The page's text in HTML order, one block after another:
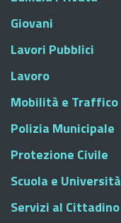
Giovani
Lavori Pubblici
Lavoro
Mobilità e Traffico
Polizia Municipale
Protezione Civile
Scuola e Università
Servizi al Cittadino